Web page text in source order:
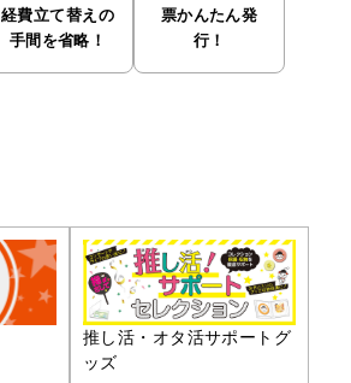
経費立て替えの
手間を省略！
票かんたん発
行！
推し活・オタ活サポートグ
ッズ